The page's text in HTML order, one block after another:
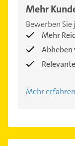
Mehr
Bewerben
Mehr
Mehr erfahren